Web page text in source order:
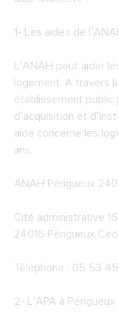
1- Les aides de
L’ANAH peut aider
logement. A travers
établissement public
d’acquisition et
aide concerne les
ans.
ANAH Périgueux
Cité administrative
24016 Périgueux
Téléphone : 05 53
2- L’APA à Périgueux